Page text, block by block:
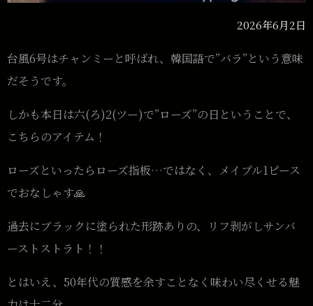
2026年6月2日
台風6号はチャンミーと呼ばれ、韓国語で”バラ”という意味
だそうです。
しかも本日は六(ろ)2(ツー)で”ローズ”の日ということで、
こちらのアイテム！
ローズといったらローズ指板…ではなく、メイプル1ピース
でおなしゃす🙏
過去にブラックに塗られた形跡ありの、リフ剥がしサンバ
ーストストラト！！
とはいえ、50年代の質感を余すことなく味わい尽くせる魅